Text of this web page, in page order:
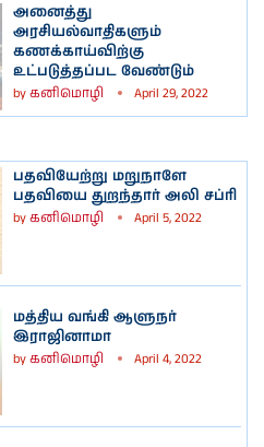
அனைத்து
அரசியல்வாதிகளும்
கணக்காய்விற்கு
உட்படுத்தப்பட வேண்டும்
byகனிமொழி April 29, 2022
பதவியேற்று மறுநாளே
பதவியை துறந்தார் அலி சப்ரி
byகனிமொழி April 5, 2022
மத்திய வங்கி ஆளுநர்
இராஜினாமா
byகனிமொழி April 4, 2022